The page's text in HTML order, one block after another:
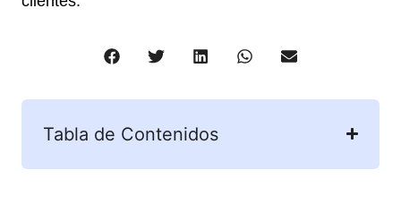
Tabla de Contenidos